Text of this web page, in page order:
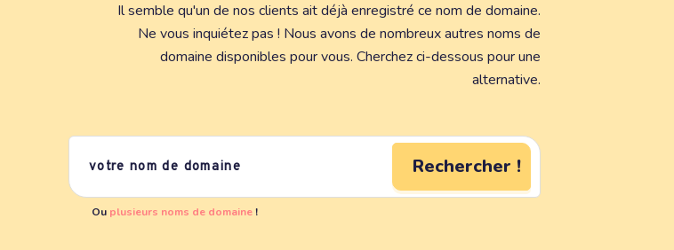
Il semble qu'un de nos clients ait déjà enregistré ce nom de domaine.
Ne vous inquiétez pas ! Nous avons de nombreux autres noms de
domaine disponibles pour vous. Cherchez ci-dessous pour une
alternative.
Rechercher !
Ou plusieurs noms de domaine!